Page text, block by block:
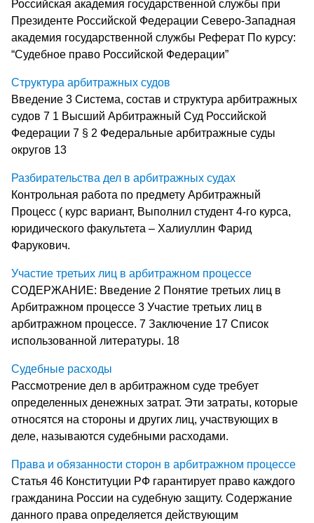
Российская академия государственной службы при
Президенте Российской Федерации Северо-Западная
академия государственной службы Реферат По курсу:
“Судебное право Российской Федерации”
Структура арбитражных судов
Введение 3 Система, состав и структура арбитражных
судов 7 1 Высший Арбитражный Суд Российской
Федерации 7 § 2 Федеральные арбитражные суды
округов 13
Разбирательства дел в арбитражных судах
Контрольная работа по предмету Арбитражный
Процесс ( курс вариант, Выполнил студент 4-го курса,
юридического факультета – Халиуллин Фарид
Фарукович.
Участие третьих лиц в арбитражном процессе
СОДЕРЖАНИЕ: Введение 2 Понятие третьих лиц в
Арбитражном процессе 3 Участие третьих лиц в
арбитражном процессе. 7 Заключение 17 Список
использованной литературы. 18
Судебные расходы
Рассмотрение дел в арбитражном суде требует
определенных денежных затрат. Эти затраты, которые
относятся на стороны и других лиц, участвующих в
деле, называются судебными расходами.
Права и обязанности сторон в арбитражном процессе
Статья 46 Конституции РФ гарантирует право каждого
гражданина России на судебную защиту. Содержание
данного права определяется действующим